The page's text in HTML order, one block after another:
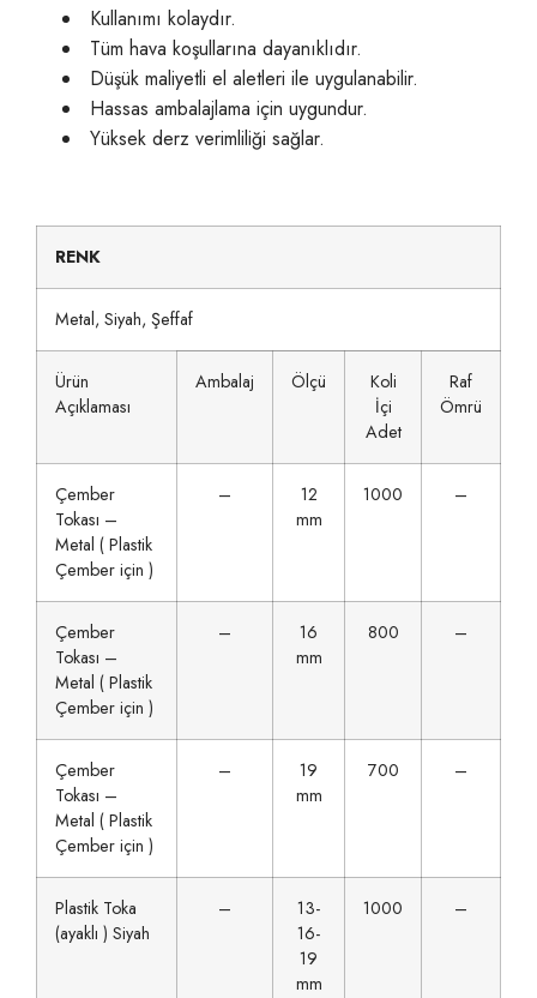
Kullanımı kolaydır.
Tüm hava koşullarına dayanıklıdır.
Düşük maliyetli el aletleri ile uygulanabilir.
Hassas ambalajlama için uygundur.
Yüksek derz verimliliği sağlar.
RENK
Metal, Siyah, Şeffaf
Ürün
Açıklaması
Ambalaj Ölçü
Koli
İçi
Adet
Raf
Ömrü
Çember
Tokası –
Metal ( Plastik
Çember için )
–
12
mm
1000 –
Çember
Tokası –
Metal ( Plastik
Çember için )
–
16
mm
800 –
Çember
Tokası –
Metal ( Plastik
Çember için )
–
19
mm
700 –
Plastik Toka
(ayaklı ) Siyah
–
13-
16-
19
mm
1000 –